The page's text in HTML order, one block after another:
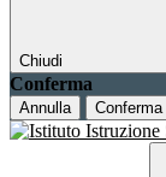
Chiudi
Conferma
Annulla Conferma